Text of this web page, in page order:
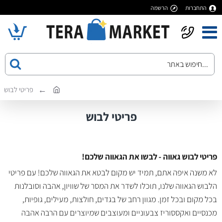
התחברות הרשמה
פריטי לבוש
פריטי לבוש
פריטי לבוש גאווה - לבשו את הגאווה שלכם!
לא משנה איפה אתם, תמיד יש מקום לבטא את הגאווה שלכם! עם פריטי
הלבוש הגאווה שלנו, תוכלו לשדר את המסר של שוויון, אהבה וסובלנות
בכל מקום ובכל זמן. מגוון רחב של בגדים, חולצות, מעילים, גופיות,
מכנסיים ואקססוריז צבעוניים ומעוצבים שמיוצרים עם הרבה אהבה